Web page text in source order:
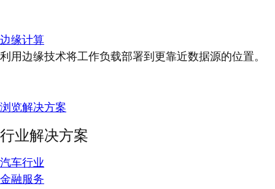
边缘计算
利用边缘技术将工作负载部署到更靠近数据源的位置。
浏览解决方案
行业解决方案
汽车行业
金融服务